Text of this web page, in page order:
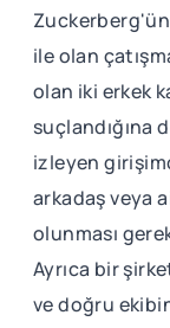
ile olan
olan iki erkek
suçlandığına
izleyen
arkadaş veya
olunması
Ayrıca bir
ve doğru